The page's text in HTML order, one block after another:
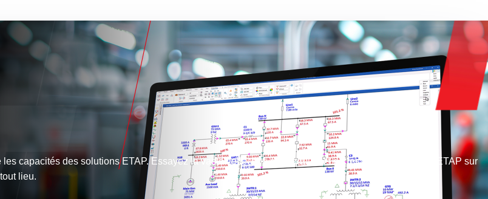
capacités des solutions ETAP. Essayez la vaste collection de modules et de résultats d'analyse d'ETAP sur
lieu.